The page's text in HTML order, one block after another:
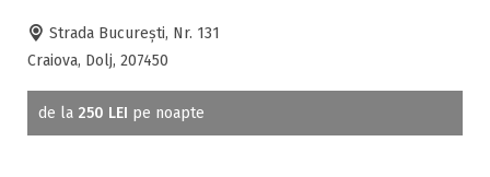
Strada București, Nr. 131
Craiova, Dolj, 207450
de la 250 LEI pe noapte